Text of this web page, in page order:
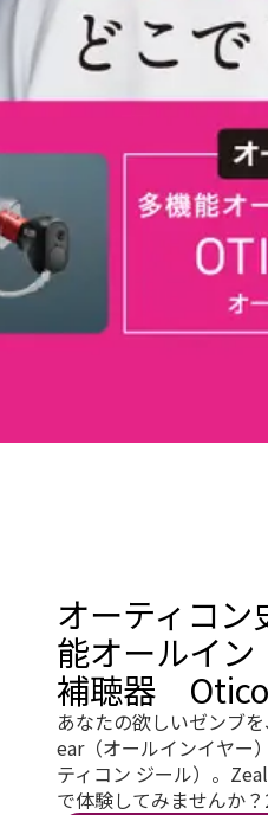
オーティコ
能オールイン
補聴器
あなたの欲しいゼンブ
ear（オールインイヤー
ティコン ジール）。
で体験してみませんか